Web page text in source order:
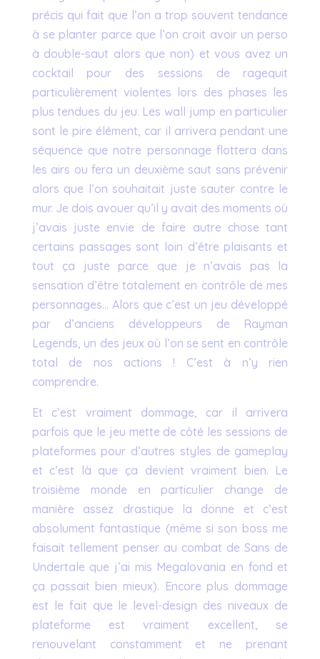
précis qui fait que l’on a trop souvent tendance
à se planter parce que l’on croit avoir un perso
à double-saut alors que non) et vous avez un
cocktail pour des sessions de ragequit
particulièrement violentes lors des phases les
plus tendues du jeu. Les wall jump en particulier
sont le pire élément, car il arrivera pendant une
séquence que notre personnage flottera dans
les airs ou fera un deuxième saut sans prévenir
alors que l’on souhaitait juste sauter contre le
mur. Je dois avouer qu’il y avait des moments où
j’avais juste envie de faire autre chose tant
certains passages sont loin d’être plaisants et
tout ça juste parce que je n’avais pas la
sensation d’être totalement en contrôle de mes
personnages… Alors que c’est un jeu développé
par d’anciens développeurs de Rayman
Legends, un des jeux où l’on se sent en contrôle
total de nos actions ! C’est à n’y rien
comprendre.
Et c’est vraiment dommage, car il arrivera
parfois que le jeu mette de côté les sessions de
plateformes pour d’autres styles de gameplay
et c’est là que ça devient vraiment bien. Le
troisième monde en particulier change de
manière assez drastique la donne et c’est
absolument fantastique (même si son boss me
faisait tellement penser au combat de Sans de
Undertale que j’ai mis Megalovania en fond et
ça passait bien mieux). Encore plus dommage
est le fait que le level-design des niveaux de
plateforme est vraiment excellent, se
renouvelant constamment et ne prenant